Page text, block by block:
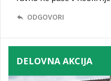
ODGOVORI
DELOVNA AKCIJA